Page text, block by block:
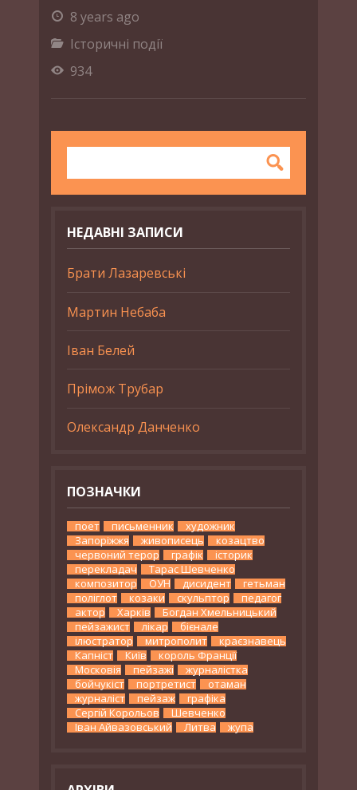
8 years ago
Історичні події
934
НЕДАВНІ ЗАПИСИ
Брати Лазаревські
Мартин Небаба
Іван Белей
Прімож Трубар
Олександр Данченко
ПОЗНАЧКИ
поет письменник
художник
Запоріжжя
живописець
козацтво
червоний терор
графік
історик
перекладач
Тарас Шевченко
композитор
ОУН дисидент
гетьман
поліглот
козаки скульптор
педагог
актор
Харків
Богдан Хмельницький
пейзажист
лікар
бієнале
ілюстратор
митрополит
краєзнавець
Капніст
Київ
король Франції
Московія
пейзажі
журналістка
бойчукіст
портретист
отаман
журналіст
пейзаж
графіка
Сергій Корольов
Шевченко
Іван Айвазовський
Литва жупа